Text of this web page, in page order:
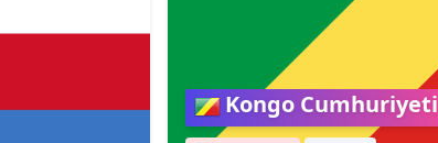
Kongo Cumhuriyeti